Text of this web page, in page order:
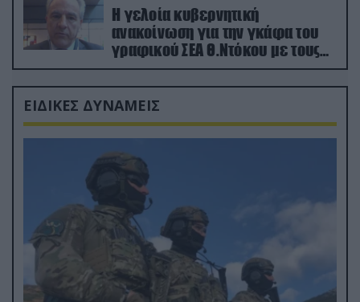
Η γελοία κυβερνητική
ανακοίνωση για την γκάφα του
γραφικού ΣΕΑ Θ.Ντόκου με τους
Ρώσους φαρσέρ
ΕΙΔΙΚΕΣ ΔΥΝΑΜΕΙΣ